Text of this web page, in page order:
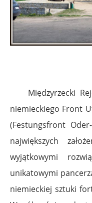
Międzyrzecki
niemieckiego Front
(Festungsfront
największych
wyjątkowymi
unikatowymi
niemieckiej sztuki